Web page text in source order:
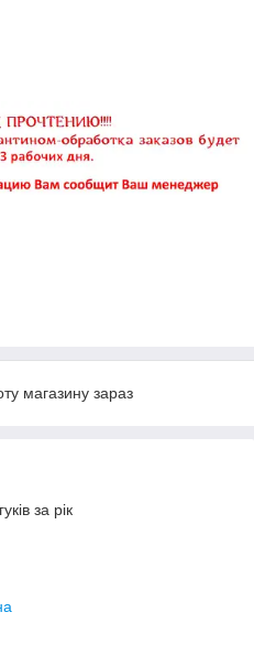
магазину зараз
за рік